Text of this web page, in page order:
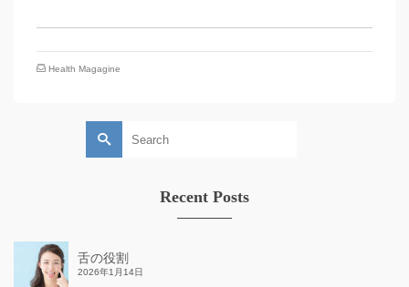
Health Magagine
Search
for:
Recent Posts
舌の役割
2026年1月14日